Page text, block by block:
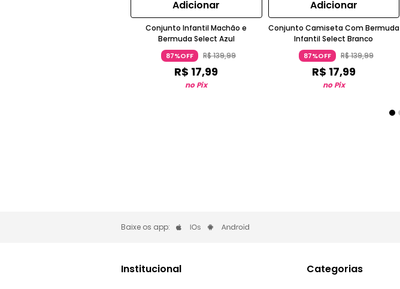
Adicionar
Conjunto Infantil Machão e
Bermuda Select Azul
87%OFF R$139,99
R$ 17,99
no Pix
Adicionar
Conjunto Camiseta Com Bermuda
Infantil Select Branco
87%OFF R$139,99
R$ 17,99
no Pix
Baixe os app:
Institucional Categorias